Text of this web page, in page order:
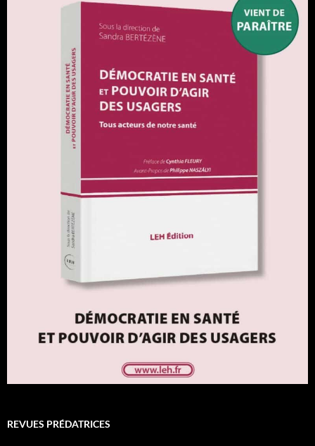
REVUES PRÉDATRICES